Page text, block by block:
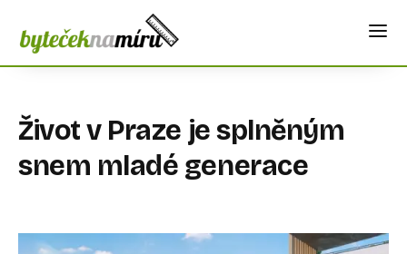
Život v Praze je splněným
snem mladé generace